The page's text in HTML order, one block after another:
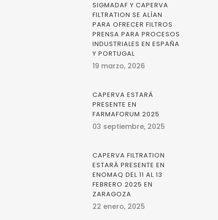
SIGMADAF Y CAPERVA
FILTRATION SE ALÍAN
PARA OFRECER FILTROS
PRENSA PARA PROCESOS
INDUSTRIALES EN ESPAÑA
Y PORTUGAL
19 marzo, 2026
CAPERVA ESTARÁ
PRESENTE EN
FARMAFORUM 2025
03 septiembre, 2025
CAPERVA FILTRATION
ESTARÁ PRESENTE EN
ENOMAQ DEL 11 AL 13
FEBRERO 2025 EN
ZARAGOZA
22 enero, 2025